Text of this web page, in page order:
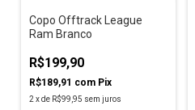
Copo Offtrack League
Ram Branco
R$199,90
R$189,91 com Pix
2 xde R$99,95 sem juros